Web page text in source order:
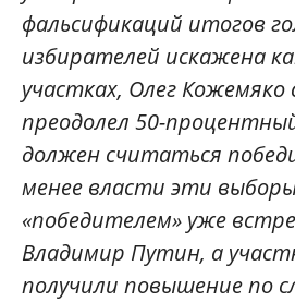
фальсификаций итогов
избирателей искажена
участках, Олег Кожемяко
преодолел 50-
должен считаться
менее власти эти
«победителем» уже
Владимир Путин, а
получили повышение по